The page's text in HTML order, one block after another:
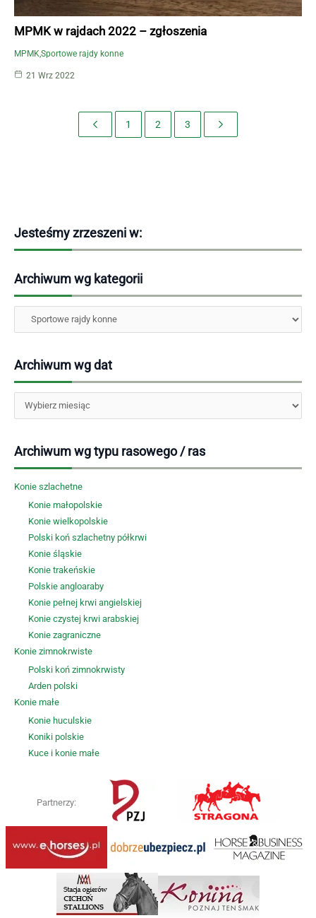
MPMK Sportowe rajdy konne
MPMK w rajdach 2022 – zgłoszenia
21 Wrz 2022
1 2 3
Jesteśmy zrzeszeni w:
Archiwum wg kategorii
Archiwum wg dat
Archiwa
Archiwum wg typu rasowego / ras
Konie szlachetne
Konie małopolskie
Konie wielkopolskie
Polski koń szlachetny półkrwi
Konie śląskie
Konie trakeńskie
Polskie angloaraby
Konie pełnej krwi angielskiej
Konie czystej krwi arabskiej
Konie zagraniczne
Konie zimnokrwiste
Polski koń zimnokrwisty
Arden polski
Konie małe
Konie huculskie
Koniki polskie
Kuce i konie małe
Partnerzy: